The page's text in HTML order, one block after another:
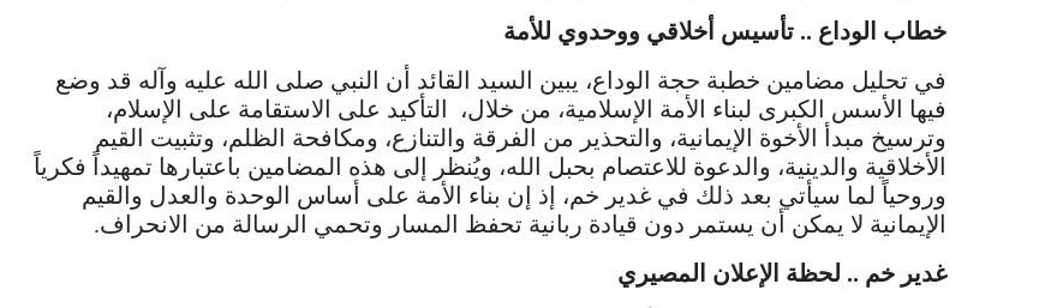
خطاب الوداع .. تأسيس أخلاقي ووحدوي للأمة
في تحليل مضامين خطبة حجة الوداع، يبين السيد القائد أن النبي صلى الله عليه وآله قد وضع
فيها الأسس الكبرى لبناء الأمة الإسلامية، من خلال، التأكيد على الاستقامة على الإسلام،
وترسيخ مبدأ الأخوة الإيمانية، والتحذير من الفرقة والتنازع، ومكافحة الظلم، وتثبيت القيم
الأخلاقية والدينية، والدعوة للاعتصام بحبل الله، ويُنظر إلى هذه المضامين باعتبارها تمهيداً فكرياً
وروحياً لما سيأتي بعد ذلك في غدير خم، إذ إن بناء الأمة على أساس الوحدة والعدل والقيم
الإيمانية لا يمكن أن يستمر دون قيادة ربانية تحفظ المسار وتحمي الرسالة من الانحراف.
غدير خم .. لحظة الإعلان المصيري